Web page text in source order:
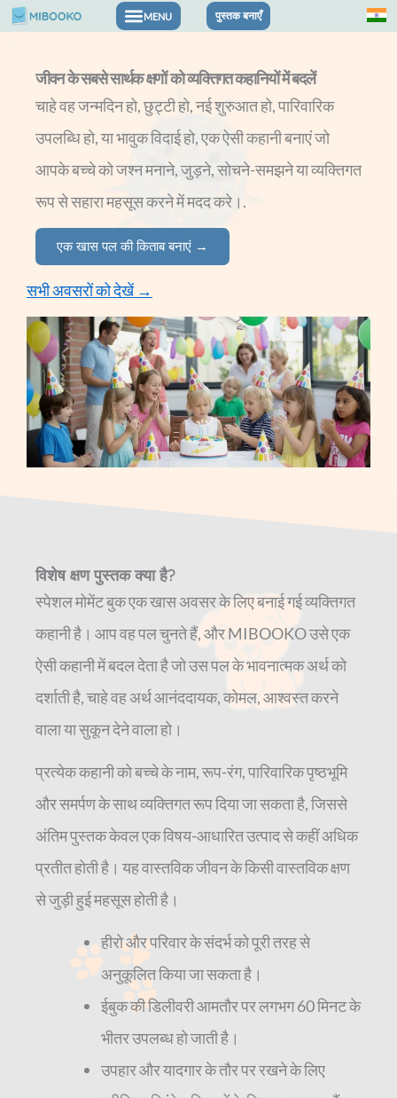
सामग्री
पुस्तक बनाएँ
जीवन के सबसे सार्थक क्षणों को व्यक्तिगत कहानियों में बदलें
चाहे वह जन्मदिन हो, छुट्टी हो, नई शुरुआत हो, पारिवारिक
उपलब्धि हो, या भावुक विदाई हो, एक ऐसी कहानी बनाएं जो
आपके बच्चे को जश्न मनाने, जुड़ने, सोचने-समझने या व्यक्तिगत
रूप से सहारा महसूस करने में मदद करे।.
एक खास पल की किताब बनाएं →
सभी अवसरों को देखें →
विशेष क्षण पुस्तक क्या है?
स्पेशल मोमेंट बुक एक खास अवसर के लिए बनाई गई व्यक्तिगत
कहानी है। आप वह पल चुनते हैं, और MIBOOKO उसे एक
ऐसी कहानी में बदल देता है जो उस पल के भावनात्मक अर्थ को
दर्शाती है, चाहे वह अर्थ आनंददायक, कोमल, आश्वस्त करने
वाला या सुकून देने वाला हो।
प्रत्येक कहानी को बच्चे के नाम, रूप-रंग, पारिवारिक पृष्ठभूमि
और समर्पण के साथ व्यक्तिगत रूप दिया जा सकता है, जिससे
अंतिम पुस्तक केवल एक विषय-आधारित उत्पाद से कहीं अधिक
प्रतीत होती है। यह वास्तविक जीवन के किसी वास्तविक क्षण
से जुड़ी हुई महसूस होती है।
हीरो और परिवार के संदर्भ को पूरी तरह से
अनुकूलित किया जा सकता है।
ईबुक की डिलीवरी आमतौर पर लगभग 60 मिनट के
भीतर उपलब्ध हो जाती है।
उपहार और यादगार के तौर पर रखने के लिए